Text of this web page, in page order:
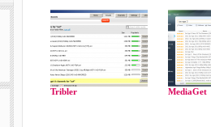
Tribler MediaGet